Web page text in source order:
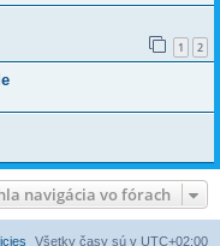
1 2
navigácia vo fórach
Všetky časy sú v UTC+02:00